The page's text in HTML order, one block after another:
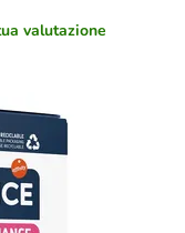
valutazione